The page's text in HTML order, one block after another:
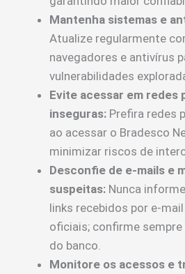
Mantenha sistemas e
Atualize regularmente
navegadores e antivírus
vulnerabilidades
Evite acessar em redes
inseguras: Prefira redes
ao acessar o Bradesco
minimizar riscos de
Desconfie de e-mails e
suspeitas: Nunca
links recebidos por e-
oficiais; confirme
do banco.
Monitore os acessos e